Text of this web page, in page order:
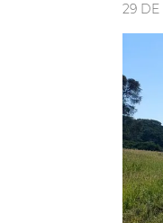
29 DE